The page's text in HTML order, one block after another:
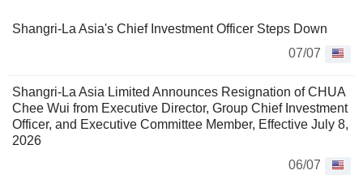
Shangri-La Asia's Chief Investment Officer Steps Down
07/07
Shangri-La Asia Limited Announces Resignation of CHUA
Chee Wui from Executive Director, Group Chief Investment
Officer, and Executive Committee Member, Effective July 8,
2026
06/07